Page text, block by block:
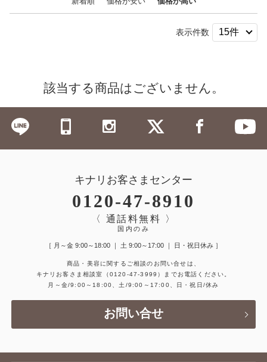
表示件数
該当する商品はございません。
キナリお客さまセンター
0120-47-8910
〈 通話料無料 〉
国内のみ
［ 月～金 9:00～18:00 ｜ 土 9:00～17:00 ｜ 日・祝日休み ］
商品・美容に関するご相談のお問い合せは、
キナリお客さま相談室
（0120-47-3999）
までお電話ください。
月～金/9:00～18:00、土/9:00～17:00、日・祝日/休み
お問い合せ